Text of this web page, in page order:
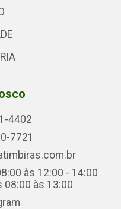
4402
7721
às 12:00 - 14:00
08:00 às 13:00